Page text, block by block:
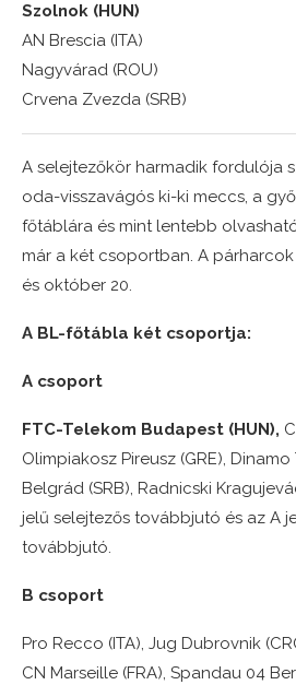
Szolnok (HUN)
AN Brescia (ITA)
Nagyvárad (ROU)
Crvena Zvezda (SRB)
A selejtezőkör harmadik fordulója
oda-visszavágós ki-ki meccs, a
főtáblára és mint lentebb
már a két csoportban. A
és október 20.
A BL-főtábla két csoportja:
A csoport
FTC-Telekom Budapest (HUN),
Olimpiakosz Pireusz (GRE), Dinamo
Belgrád (SRB), Radnicski
jelű selejtezős továbbjutó és az A
továbbjutó.
B csoport
Pro Recco (ITA), Jug Dubrovnik
CN Marseille (FRA), Spandau 04